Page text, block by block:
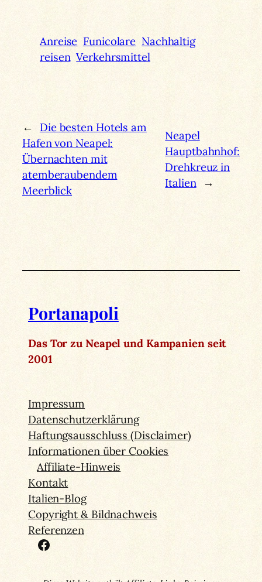
Anreise Funicolare Nachhaltig
reisen Verkehrsmittel
←
Die besten Hotels am
Hafen von Neapel:
Übernachten mit
atemberaubendem
Meerblick
Neapel
Hauptbahnhof:
Drehkreuz in
Italien
→
Portanapoli
Das Tor zu Neapel und Kampanien seit
2001
Impressum
Datenschutzerklärung
Haftungsausschluss (Disclaimer)
Informationen über Cookies
Affiliate-Hinweis
Kontakt
Italien-Blog
Copyright & Bildnachweis
Referenzen
Facebook